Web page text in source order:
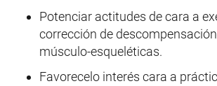
Potenciar actitudes de cara a
corrección de
músculo-esqueléticas.
Favorecelo interés cara a